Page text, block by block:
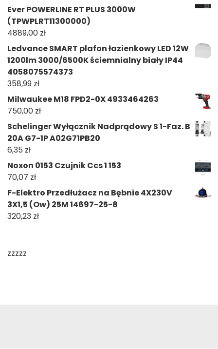
Ever POWERLINE RT PLUS 3000W
(TPWPLRT11300000)
4889,00 zł
Ledvance SMART plafon łazienkowy LED 12W
1200lm 3000/6500K ściemnialny biały IP44
4058075574373
358,99 zł
Milwaukee M18 FPD2-0X 4933464263
750,00 zł
Schelinger Wyłącznik Nadprądowy S 1-Faz. B
20A G7-1P A02G71PB20
6,35 zł
Noxon 0153 Czujnik Ccs 1 153
70,07 zł
F-Elektro Przedłużacz na Bębnie 4X230V
3X1,5 (Ow) 25M 14697-25-8
320,23 zł
zzzzz